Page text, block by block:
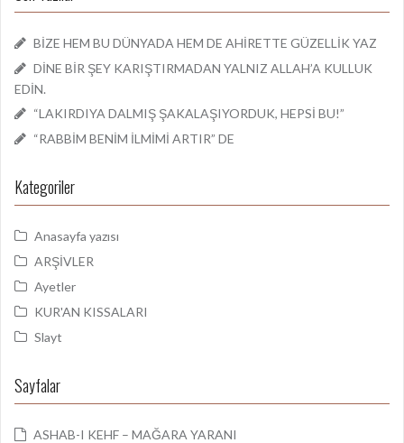
BİZE HEM BU DÜNYADA HEM DE AHİRETTE GÜZELLİK YAZ
DİNE BİR ŞEY KARIŞTIRMADAN YALNIZ ALLAH’A KULLUK
EDİN.
“LAKIRDIYA DALMIŞ ŞAKALAŞIYORDUK, HEPSİ BU!”
“RABBİM BENİM İLMİMİ ARTIR” DE
Kategoriler
Anasayfa yazısı
ARŞİVLER
Ayetler
KUR'AN KISSALARI
Slayt
Sayfalar
ASHAB-I KEHF – MAĞARA YARANI